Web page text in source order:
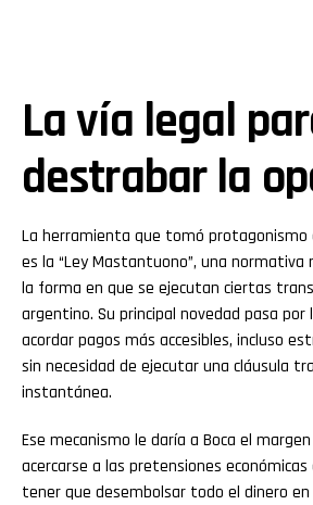
La vía legal
destrabar la
La herramienta que tomó protagonismo
es la “Ley Mastantuono”, una
la forma en que se ejecutan ciertas
argentino. Su principal novedad pasa por
acordar pagos más accesibles, incluso
sin necesidad de ejecutar una cláusula
instantánea.
Ese mecanismo le daría a Boca el
acercarse a las pretensiones económicas
tener que desembolsar todo el dinero